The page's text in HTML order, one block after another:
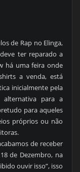
de Rap no Elinga,
ter reparado a
há uma feira onde
a venda, está
inicialmente pela
para a
para aqueles
próprios ou não
de receber
de Dezembro, na
ouvir isso”, isso